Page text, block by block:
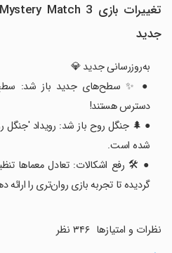
جدید
به‌روزرسانی جدید 💎
دسترس هستند!
● 🌲 جنگل روح باز شد: رویداد 'جنگل
شده است.
● 🛠️ رفع اشکالات: تعادل معماها
گردیده تا تجربه بازی روان‌تری را ارائه
نظرات و امتیازها